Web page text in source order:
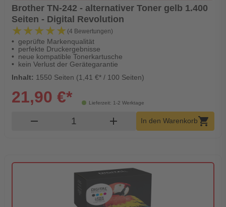
Brother TN-242 - alternativer Toner gelb 1.400
Seiten - Digital Revolution
★★★★★
★★★★★ (4 Bewertungen)
geprüfte Markenqualität
perfekte Druckergebnisse
neue kompatible Tonerkartusche
kein Verlust der Gerätegarantie
Inhalt: 1550 Seiten (1,41 €* / 100 Seiten)
Lieferzeit: 1-2 Werktage
21,90 €*
remove Produkt Warenkorb Menge
add In den Warenkorbshopping_cart